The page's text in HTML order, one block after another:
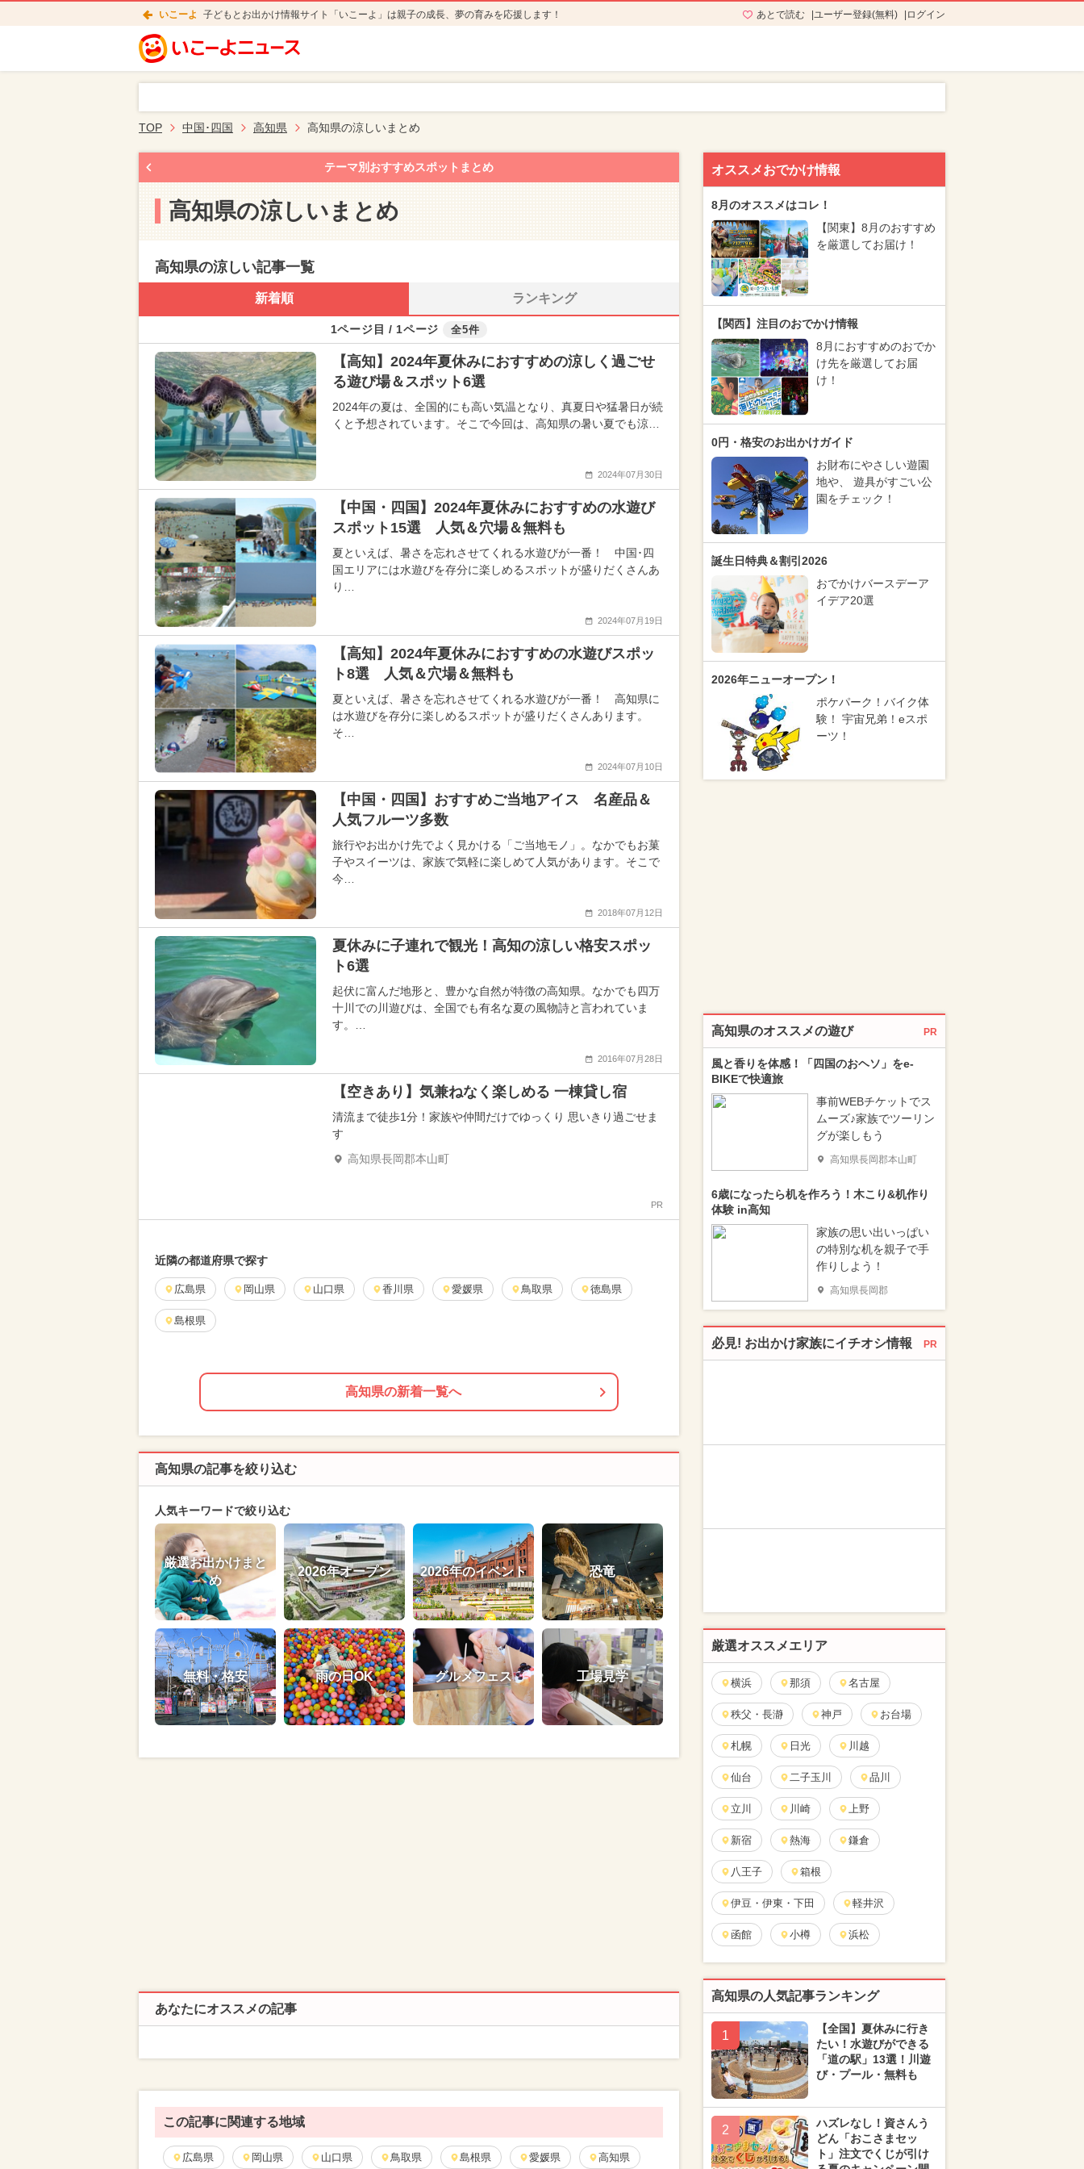
いこーよ 子どもとお出かけ情報サイト「いこーよ」は親子の成長、夢の育みを応援します！ あとで読む ユーザー登録(無料) ログイン
TOP 中国･四国 高知県 高知県の涼しいまとめ
テーマ別おすすめスポットまとめ
高知県の涼しいまとめ
高知県の涼しい記事一覧
新着順 ランキング
1ページ目 / 1ページ 全5件
【高知】2024年夏休みにおすすめの涼しく過ごせ
る遊び場＆スポット6選
2024年の夏は、全国的にも高い気温となり、真夏日や猛暑日が続
くと予想されています。そこで今回は、高知県の暑い夏でも涼…
2024年07月30日
【中国・四国】2024年夏休みにおすすめの水遊び
スポット15選 人気＆穴場＆無料も
夏といえば、暑さを忘れさせてくれる水遊びが一番！ 中国･四
国エリアには水遊びを存分に楽しめるスポットが盛りだくさんあ
り…
2024年07月19日
【高知】2024年夏休みにおすすめの水遊びスポッ
ト8選 人気＆穴場＆無料も
夏といえば、暑さを忘れさせてくれる水遊びが一番！ 高知県に
は水遊びを存分に楽しめるスポットが盛りだくさんあります。
そ…
2024年07月10日
【中国・四国】おすすめご当地アイス 名産品＆
人気フルーツ多数
旅行やお出かけ先でよく見かける「ご当地モノ」。なかでもお菓
子やスイーツは、家族で気軽に楽しめて人気があります。そこで
今…
2018年07月12日
夏休みに子連れで観光！高知の涼しい格安スポッ
ト6選
起伏に富んだ地形と、豊かな自然が特徴の高知県。なかでも四万
十川での川遊びは、全国でも有名な夏の風物詩と言われていま
す。…
2016年07月28日
【空きあり】気兼ねなく楽しめる 一棟貸し宿
清流まで徒歩1分！家族や仲間だけでゆっくり 思いきり過ごせま
す
高知県長岡郡本山町
PR
近隣の都道府県で探す
広島県 岡山県 山口県 香川県 愛媛県 鳥取県 徳島県
島根県
高知県の新着一覧へ
高知県の記事を絞り込む
人気キーワードで絞り込む
厳選お出かけまと
め
2026年オープン 2026年のイベント 恐竜
無料・格安 雨の日OK グルメフェス 工場見学
あなたにオススメの記事
この記事に関連する地域
広島県 岡山県 山口県 鳥取県 島根県 愛媛県 高知県
オススメおでかけ情報
8月のオススメはコレ！
【関東】8月のおすすめ
を厳選してお届け！
【関西】注目のおでかけ情報
8月におすすめのおでか
け先を厳選してお届
け！
0円・格安のお出かけガイド
お財布にやさしい遊園
地や、 遊具がすごい公
園をチェック！
誕生日特典＆割引2026
おでかけバースデーア
イデア20選
2026年ニューオープン！
ポケパーク！バイク体
験！ 宇宙兄弟！eスポ
ーツ！
高知県のオススメの遊び PR
風と香りを体感！「四国のおヘソ」をe-
BIKEで快適旅
事前WEBチケットでス
ムーズ♪家族でツーリン
グが楽しもう
高知県長岡郡本山町
6歳になったら机を作ろう！木こり&机作り
体験 in高知
家族の思い出いっぱい
の特別な机を親子で手
作りしよう！
高知県長岡郡
必見! お出かけ家族にイチオシ情報 PR
厳選オススメエリア
横浜 那須 名古屋
秩父・長瀞 神戸 お台場
札幌 日光 川越
仙台 二子玉川 品川
立川 川崎 上野
新宿 熱海 鎌倉
八王子 箱根
伊豆・伊東・下田 軽井沢
函館 小樽 浜松
高知県の人気記事ランキング
1
【全国】夏休みに行き
たい！水遊びができる
「道の駅」13選！川遊
び・プール・無料も
2
ハズレなし！資さんう
どん「おこさまセッ
ト」注文でくじが引け